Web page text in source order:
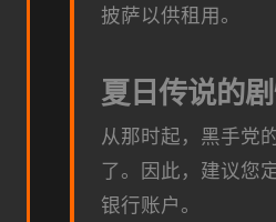
披萨以供租用。
夏日传说的
从那时起，黑手党
了。因此，建议您
银行账户。